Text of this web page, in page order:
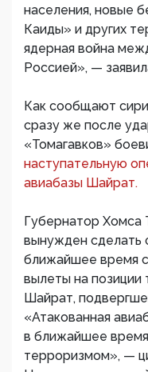
населения, новые
Каиды» и других
ядерная война
Россией», —
Как сообщают
сразу же после
«Томагавков»
наступательную
авиабазы Шайрат.
Губернатор Хомса
вынужден сделать
ближайшее время
вылеты на позиции
Шайрат,
«Атакованная
в ближайшее
терроризмом», —